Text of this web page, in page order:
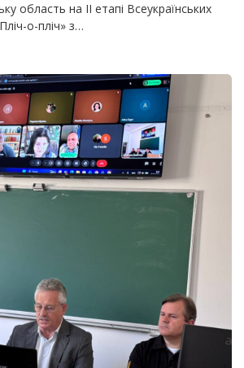
область на ІІ етапі Всеукраїнських
о-пліч» з…